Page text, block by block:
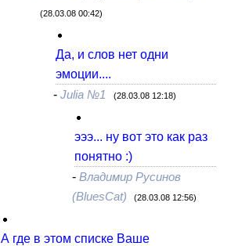
(28.03.08 00:42)
Да, и слов нет одни
эмоции....
-Julia №1 (28.03.08 12:18)
эээ... ну вот это как раз
понятно :)
- Владимир Русинов
(BluesCat)
(28.03.08 12:56)
А где в этом списке Ваше